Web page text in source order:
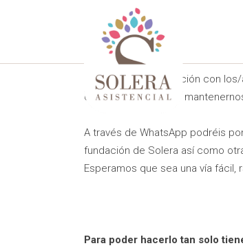
Por ello, la comunicación con
que nos va a permitir
A través de WhatsApp podréis
fundación de Solera así como
Esperamos que sea una vía fácil,
Para poder hacerlo tan solo